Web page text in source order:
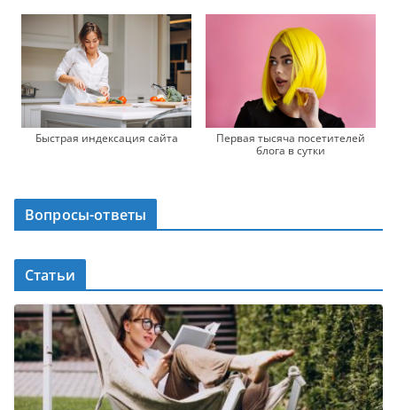
Быстрая индексация сайта
Первая тысяча посетителей
блога в сутки
Вопросы-ответы
Статьи